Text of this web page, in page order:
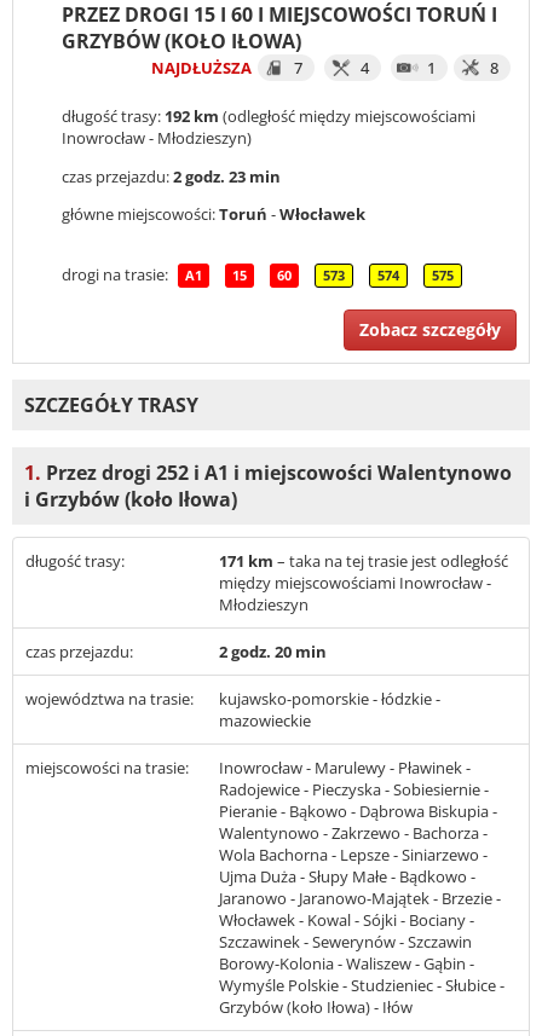
PRZEZ DROGI 15 I 60 I MIEJSCOWOŚCI TORUŃ I
GRZYBÓW (KOŁO IŁOWA)
NAJDŁUŻSZA 7 4 1 8
długość trasy: 192 km (odległość między miejscowościami
Inowrocław - Młodzieszyn)
czas przejazdu:2 godz. 23 min
główne miejscowości:Toruń -Włocławek
drogi na trasie: A1 15 60 573 574 575
Zobacz szczegóły
SZCZEGÓŁY TRASY
1. Przez drogi 252 i A1 i miejscowości Walentynowo
i Grzybów (koło Iłowa)
długość trasy: 171 km – taka na tej trasie jest odległość
między miejscowościami Inowrocław -
Młodzieszyn
czas przejazdu: 2 godz. 20 min
województwa na trasie:
kujawsko-pomorskie - łódzkie -
mazowieckie
miejscowości na trasie:
Inowrocław - Marulewy - Pławinek -
Radojewice - Pieczyska - Sobiesiernie -
Pieranie - Bąkowo - Dąbrowa Biskupia -
Walentynowo - Zakrzewo - Bachorza -
Wola Bachorna - Lepsze - Siniarzewo -
Ujma Duża - Słupy Małe - Bądkowo -
Jaranowo - Jaranowo-Majątek - Brzezie -
Włocławek - Kowal - Sójki - Bociany -
Szczawinek - Sewerynów - Szczawin
Borowy-Kolonia - Waliszew - Gąbin -
Wymyśle Polskie - Studzieniec - Słubice -
Grzybów (koło Iłowa) - Iłów